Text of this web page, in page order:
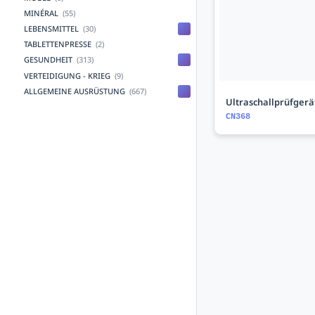
MINÉRAL
(55)
LEBENSMITTEL (30)
TABLETTENPRESSE (2)
GESUNDHEIT (313)
VERTEIDIGUNG - KRIEG (9)
ALLGEMEINE AUSRÜSTUNG (667)
CN368